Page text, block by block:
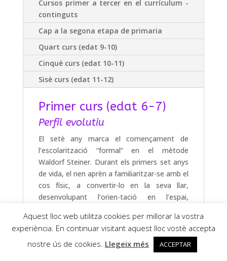
Cursos primer a tercer en el currículum -
continguts
Cap a la segona etapa de primaria
Quart curs (edat 9-10)
Cinquè curs (edat 10-11)
Sisè curs (edat 11-12)
Primer curs (edat 6-7)
Perfil evolutiu
El setè any marca el començament de
l’escolarització “formal” en el mètode
Waldorf Steiner. Durant els primers set anys
de vida, el nen aprèn a familiaritzar-se amb el
cos físic, a convertir-lo en la seva llar,
desenvolupant l’orien-tació en l’espai,
fonamentals d’assumir la postura vertical i el
caminar dret, de parlar i de pensar. El
context d’aprenentatge és el contingut de
tot l’entorn que envolta el nen, l’infant
Aquest lloc web utilitza cookies per millorar la vostra
experiència. En continuar visitant aquest lloc vostè accepta
nostre ús de cookies. Llegeix més ACCEPTAR